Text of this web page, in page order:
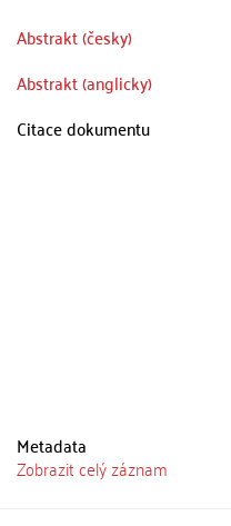
Abstrakt (česky)
Abstrakt (anglicky)
Citace dokumentu
Metadata
Zobrazit celý záznam